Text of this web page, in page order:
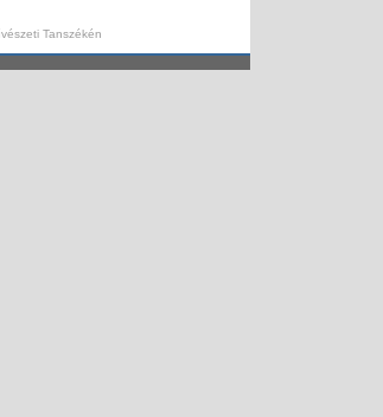
Tanszékén